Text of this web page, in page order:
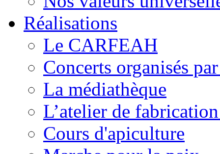
Réalisations
Le CARFEAH
Concerts organisés
La médiathèque
L’atelier de
Cours d'apiculture